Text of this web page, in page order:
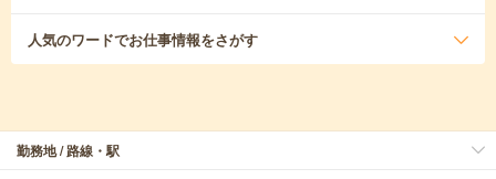
人気のワードでお仕事情報をさがす
勤務地 / 路線・駅